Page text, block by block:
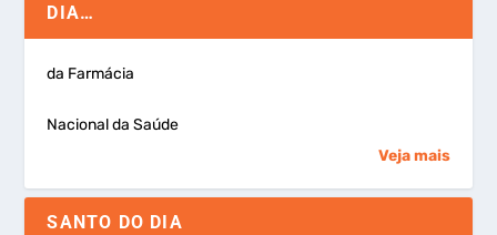
DIA…
da Farmácia
Nacional da Saúde
Veja mais
SANTO DO DIA